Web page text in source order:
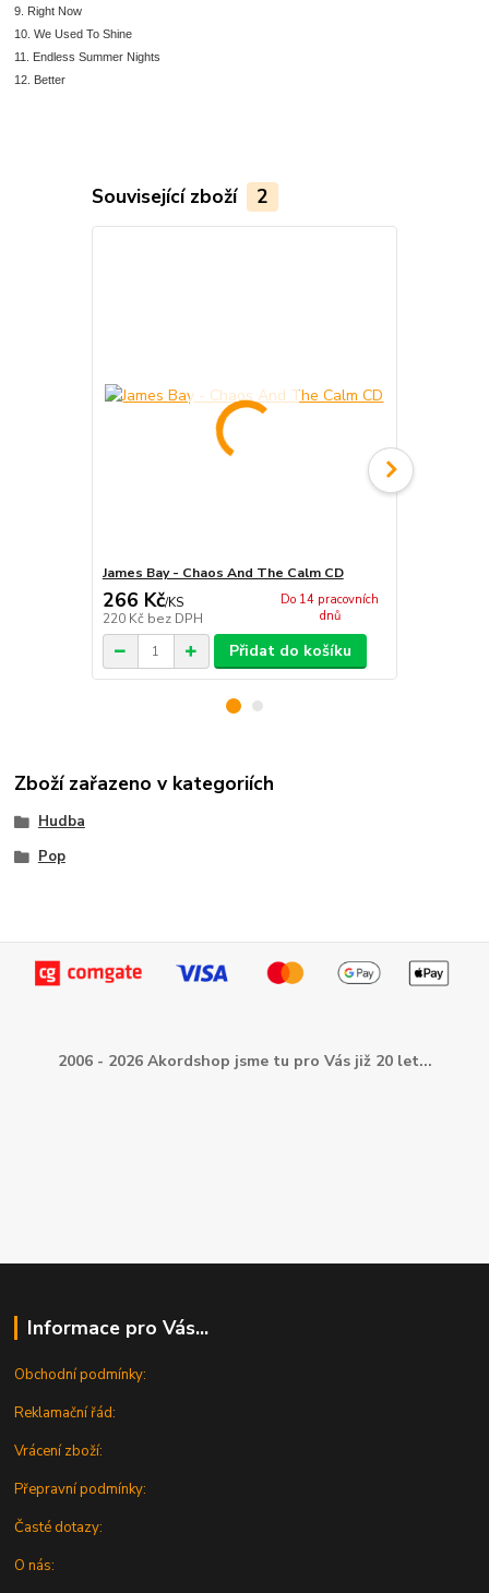
9. Right Now
10. We Used To Shine
11. Endless Summer Nights
12. Better
Související zboží 2
James Bay - Chaos And The Calm CD
266 Kč/KS
220 Kč bez DPH
Do 14 pracovních
dnů
Přidat do košíku
Zboží zařazeno v kategoriích
Hudba
Pop
2006 - 2026 Akordshop jsme tu pro Vás již 20 let...
Informace pro Vás...
Obchodní podmínky:
Reklamační řád:
Vrácení zboží:
Přepravní podmínky:
Časté dotazy:
O nás: